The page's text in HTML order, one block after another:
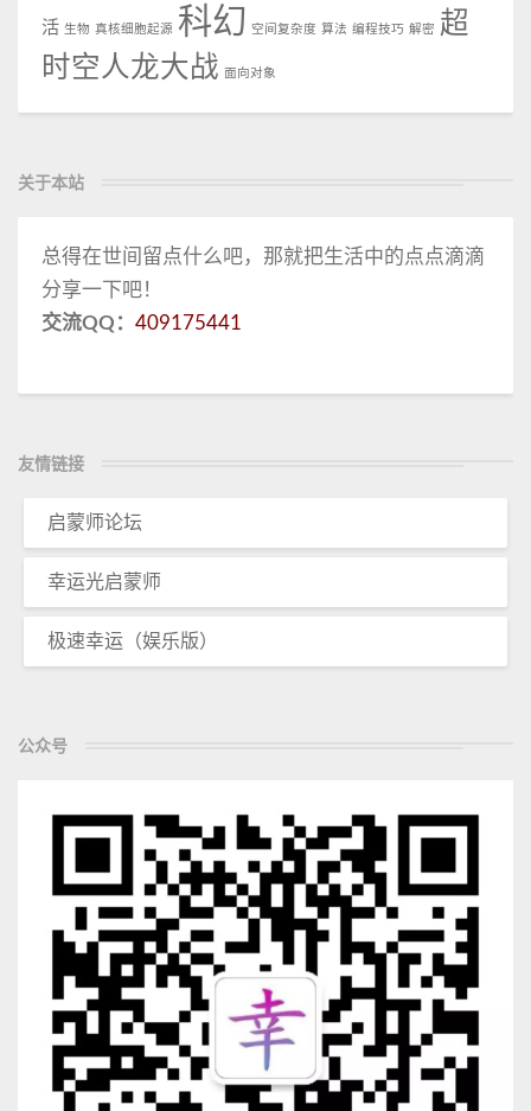
活 生物 真核细胞起源 科幻 空间复杂度 算法 编程技巧 解密 超
时空人龙大战 面向对象
关于本站
总得在世间留点什么吧，那就把生活中的点点滴滴
分享一下吧！
交流QQ： 409175441
友情链接
启蒙师论坛
幸运光启蒙师
极速幸运（娱乐版）
公众号